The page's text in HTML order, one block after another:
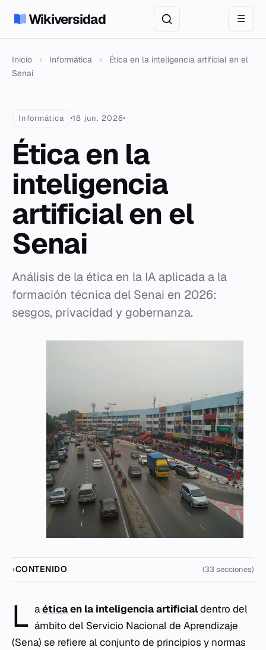
Wikiversidad ☰
Inicio › Informática ›
Ética en la inteligencia artificial en el
Senai
Informática 18 jun. 2026
Ética en la
inteligencia
artificial en el
Senai
Análisis de la ética en la IA aplicada a la
formación técnica del Senai en 2026:
sesgos, privacidad y gobernanza.
CONTENIDO (33 secciones)
L aéticaen la inteligencia artificialdentro del
ámbito del Servicio Nacional de Aprendizaje
(Sena) se refiere al conjunto de principios y normas